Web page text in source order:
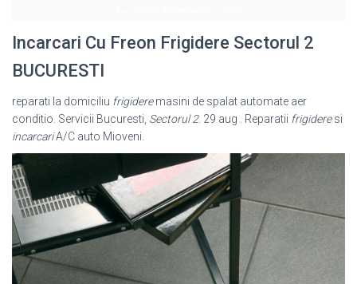
Incarcari Cu Freon Frigidere Sectorul 2
BUCURESTI
reparati la domiciliu frigideremasini de spalat automate aer
conditio. Servicii Bucuresti, Sectorul 2. 29 aug . Reparatii frigideresi
incarcariA/C auto Mioveni.